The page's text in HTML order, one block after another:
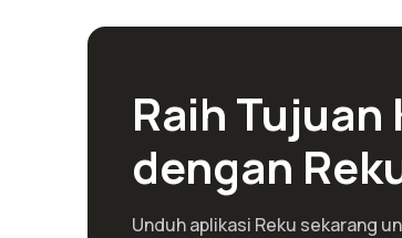
Raih Tujuan
dengan
Unduh aplikasi Reku sekarang